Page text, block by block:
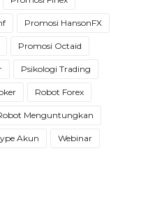
Promosi HansonFX
Promosi Octaid
Psikologi Trading
Robot Forex
Menguntungkan
Akun Webinar